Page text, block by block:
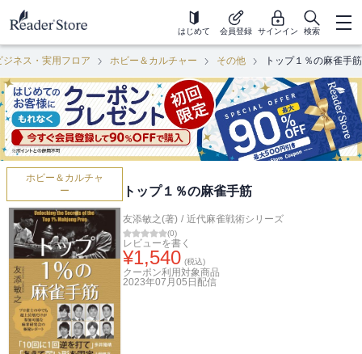
はじめて 会員登録 サインイン 検索
ジネス・実用フロア ホビー＆カルチャー その他 トップ１％の麻雀手筋
ホビー＆カルチャ
ー
トップ１％の麻雀手筋
友添敏之(著) / 近代麻雀戦術シリーズ
(0)
レビューを書く
¥1,540 (税込)
クーポン利用対象商品
2023年07月05日 配信